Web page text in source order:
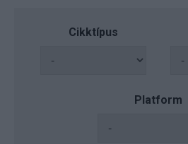
Cikktípus
Platform